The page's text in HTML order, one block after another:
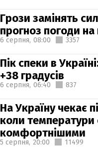
Грози замінять
прогноз погоди на
6 серпня, 08:00 3357
Пік спеки в
+38 градусів
6 серпня, 06:40 837
На Україну чекає
коли температури
комфортнішими
5 серпня, 20:00 11499